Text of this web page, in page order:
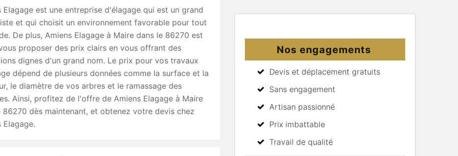
Elagage est une entreprise d'élagage qui est un grand
et qui choisit un environnement favorable pour tout
De plus, Amiens Elagage à Maire dans le 86270 est
proposer des prix clairs en vous offrant des
dignes d'un grand nom. Le prix pour vos travaux
dépend de plusieurs données comme la surface et la
le diamètre de vos arbres et le ramassage des
Ainsi, profitez de l'offre de Amiens Elagage à Maire
86270 dès maintenant, et obtenez votre devis chez
Elagage.
Nos engagements
Devis et déplacement gratuits
Sans engagement
Artisan passionné
Prix imbattable
Travail de qualité